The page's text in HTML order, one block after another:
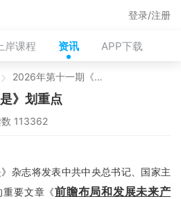
岸课程 资讯 APP下载
登录/注册
2026年第十一期《求是》划重点
》划重点
113362
杂志将发表中共中央总书记、国家主
重要文章《前瞻布局和发展未来产